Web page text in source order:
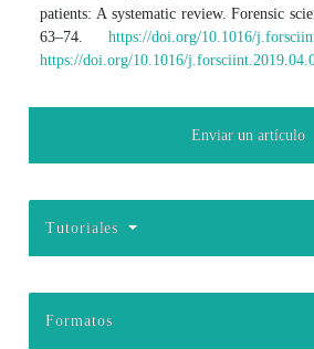
patients: A systematic review. Forensic
63–74. https://doi.org/10.1016/
https://doi.org/10.1016/
Enviar un artículo
Tutoriales
Formatos